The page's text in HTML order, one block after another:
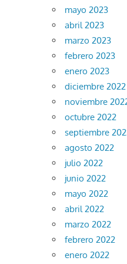
mayo 2023
abril 2023
marzo 2023
febrero 2023
enero 2023
diciembre 2022
noviembre
octubre 2022
septiembre
agosto 2022
julio 2022
junio 2022
mayo 2022
abril 2022
marzo 2022
febrero 2022
enero 2022